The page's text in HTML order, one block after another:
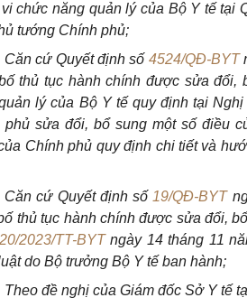
chức năng quản lý của Bộ Y tế tại
tướng Chính phủ;
Căn cứ Quyết định số 4524/QĐ-BYT
thủ tục hành chính được sửa đổi,
lý của Bộ Y tế quy định tại
phủ sửa đổi, bổ sung một số điều
Chính phủ quy định chi tiết và
Căn cứ Quyết định số 19/QĐ-BYT
thủ tục hành chính được sửa đổi,
20/2023/TT-BYTngày 14 tháng 11
do Bộ trưởng Bộ Y tế ban hành;
Theo đề nghị của Giám đốc Sở Y tế